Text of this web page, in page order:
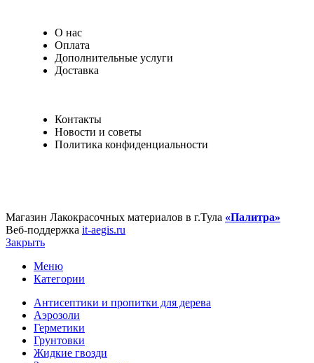
О нас
Оплата
Дополнительные услуги
Доставка
Контакты
Новости и советы
Политика конфиденциальности
Магазин Лакокрасочных материалов в г.Тула «Палитра»
Веб-поддержка it-aegis.ru
Закрыть
Меню
Категории
Антисептики и пропитки для дерева
Аэрозоли
Герметики
Грунтовки
Жидкие гвозди